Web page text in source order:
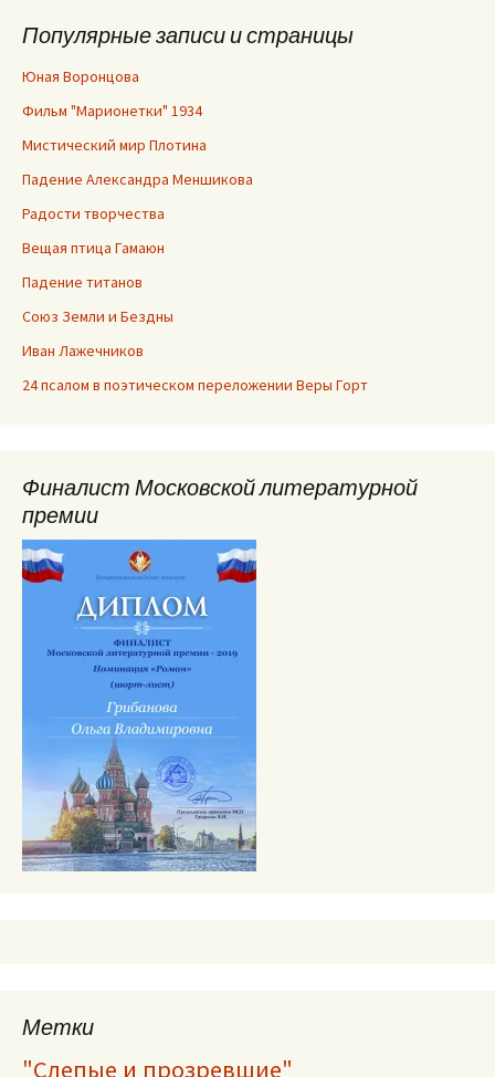
Популярные записи и страницы
Юная Воронцова
Фильм "Марионетки" 1934
Мистический мир Плотина
Падение Александра Меншикова
Радости творчества
Вещая птица Гамаюн
Падение титанов
Союз Земли и Бездны
Иван Лажечников
24 псалом в поэтическом переложении Веры Горт
Финалист Московской литературной
премии
Метки
"Слепые и прозревшие"